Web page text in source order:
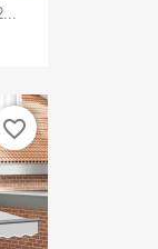
favorite_border